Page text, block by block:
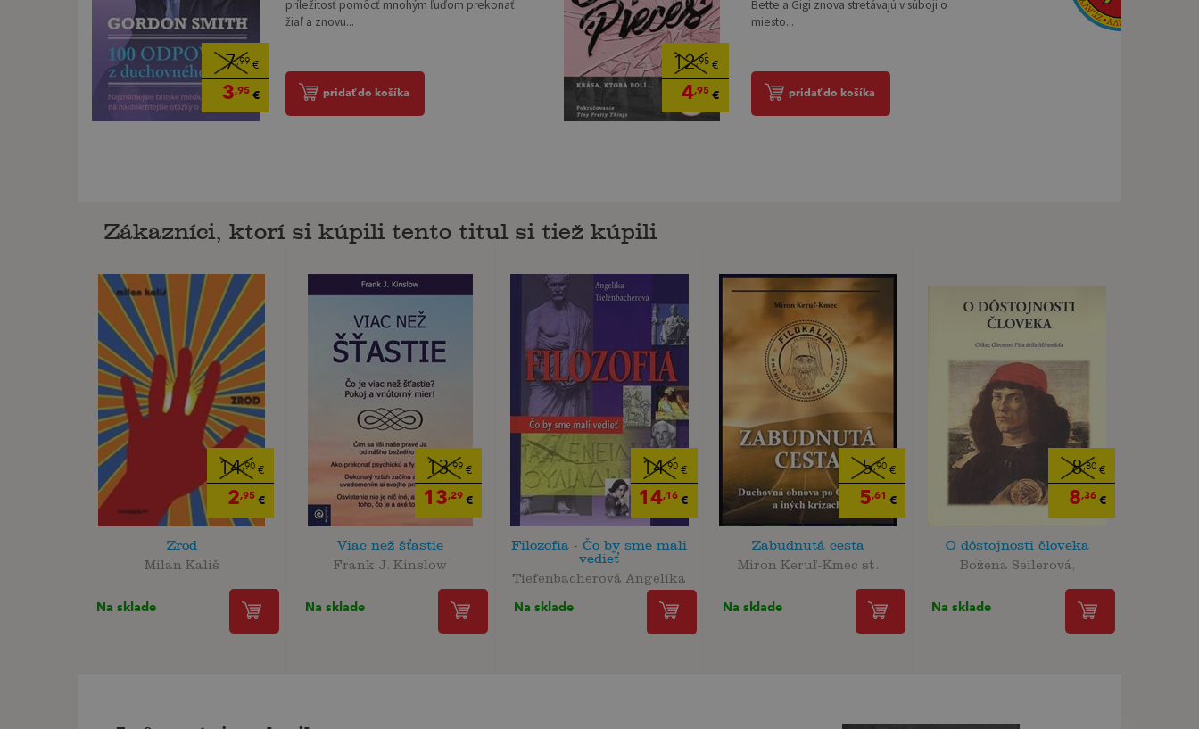
7,99 €
3,95€
príležitosť pomôcť mnohým ľuďom prekonať
žiaľ a znovu...
pridať do košíka
12,95 €
4,95 €
Bette a Gigi znova stretávajú v súboji o
miesto...
pridať do košíka
Zákazníci, ktorí si kúpili tento titul si tiež kúpili
14,90€
2,95€
Zrod
Milan Kališ
Na sklade
13,99 €
13,29€
Viac než šťastie
Frank J. Kinslow
Na sklade
14,90 €
14,16 €
Filozofia - Čo by sme mali
vedieť
Tiefenbacherová Angelika
Na sklade
5,90€
5,61 €
Zabudnutá cesta
Miron Keruľ-Kmec st.
Na sklade
8,80€
8,36€
O dôstojnosti človeka
Božena Seilerová,
Na sklade